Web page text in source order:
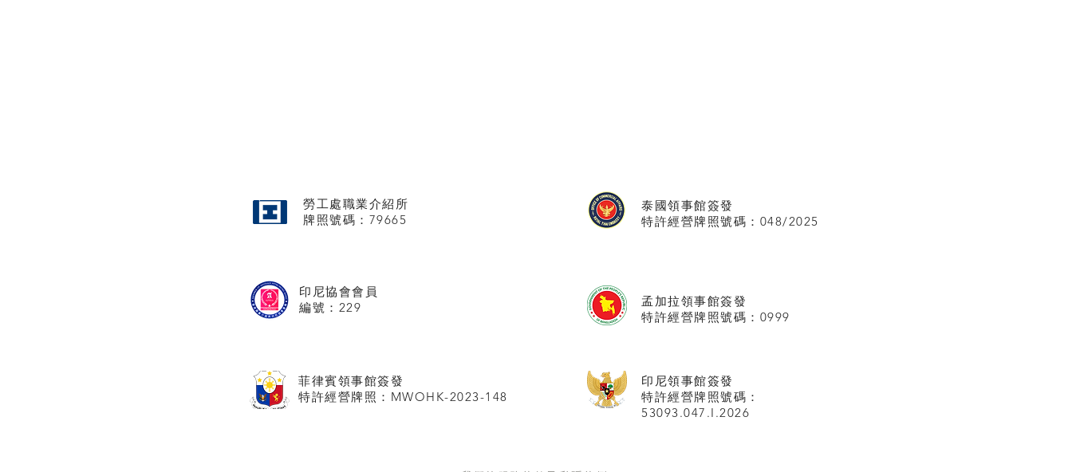
勞工處職業介紹所
牌照號碼：79665
印尼協會會員
​編號：229
菲律賓領事館簽發
特許經營牌照：MWOHK-2023-148
印尼領事館簽發
特許經營牌照號碼：
53093.047.I.2026
孟加拉領事館簽發
特許經營牌照號碼：0999
泰國領事館簽發
特許經營牌照號碼：048/2025